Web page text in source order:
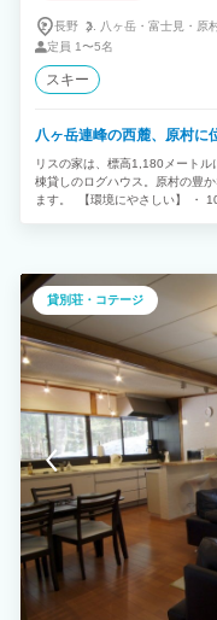
長野 八ヶ岳・ 富士見・ 原
定員 1〜5名
スキー
八ヶ岳連峰の西麓、原村に
リスの家は、標高1,180メート
棟貸しのログハウス。原村の豊
ます。 【環境にやさしい】 ・
性能に優れている高品質住宅 ・
ガス漏れ警報器および 一酸化炭
きるヴィーガン食品（カレー、
ト限定で販売しています。
貸別荘・コテージ